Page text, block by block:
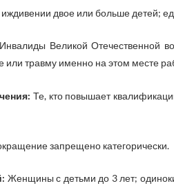
иждивении двое или больше детей;
Инвалиды Великой Отечественной
травму именно на этом месте
Те, кто повышает
запрещено категорически.
Женщины с детьми до 3 лет;